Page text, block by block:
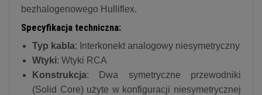
bezhalogenowego Hulliflex.
Specyfikacja techniczna:
Typ kabla: Interkonekt analogowy niesymetryczny
Wtyki: Wtyki RCA
Konstrukcja: Dwa symetryczne przewodniki
(Solid Core) użyte w konfiguracji niesymetrycznej